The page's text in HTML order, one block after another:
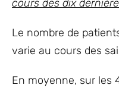
cours des dix
Le nombre de
varie au cours des
En moyenne, sur les